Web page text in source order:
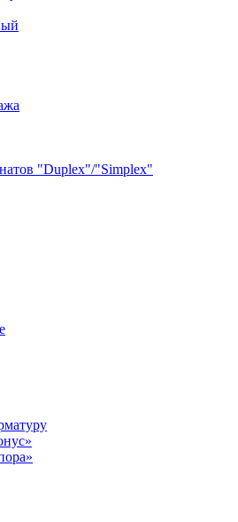
"Duplex"/"Simplex"